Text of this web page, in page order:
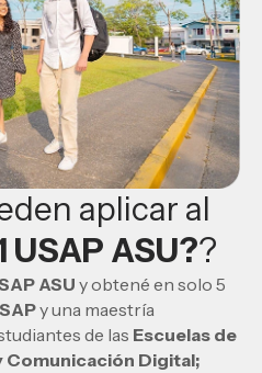
aplicar al
USAP ASU??
ASU y obtené en solo 5
y una maestría
de las Escuelas de
Comunicación Digital;